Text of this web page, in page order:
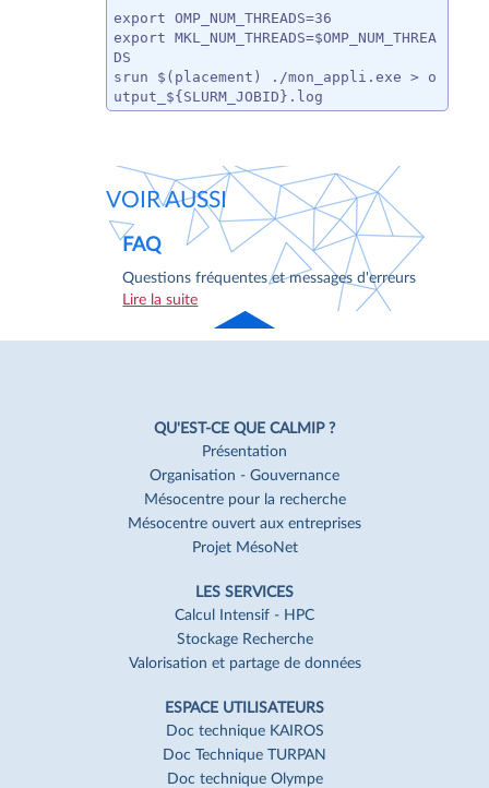
export OMP_NUM_THREADS=36
export MKL_NUM_THREADS=$OMP_NUM_THREA
DS
srun $(placement) ./mon_appli.exe > o
utput_${SLURM_JOBID}.log
VOIR AUSSI
FAQ
Questions fréquentes et messages d'erreurs
Lire la suite
de page
QU'EST-CE QUE CALMIP ?
Présentation
Organisation - Gouvernance
Mésocentre pour la recherche
Mésocentre ouvert aux entreprises
Projet MésoNet
LES SERVICES
Calcul Intensif - HPC
Stockage Recherche
Valorisation et partage de données
ESPACE UTILISATEURS
Doc technique KAIROS
Doc Technique TURPAN
Doc technique Olympe